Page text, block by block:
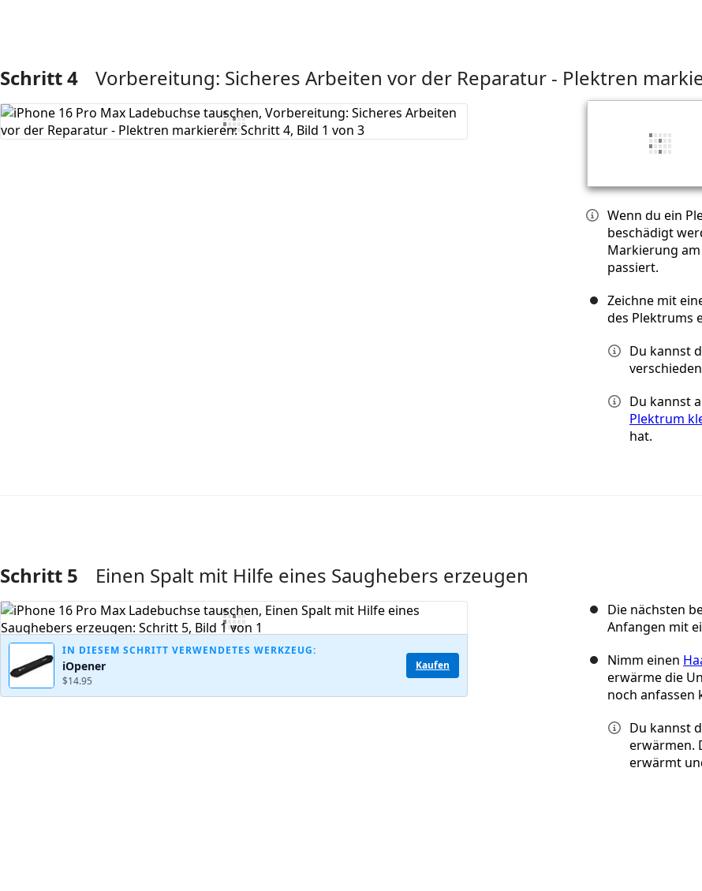
Kommentar hinzufügen
Schritt 4 Vorbereitung: Sicheres Arbeiten vor der Reparatur - Plektren
Wenn du ein
beschädigt
Markierung
passiert.
Zeichne mit
des Plektrums
Du kannst
Du kannst
Plektrum
hat.
Kommentar hinzufügen
Schritt 5 Einen Spalt mit Hilfe eines Saughebers erzeugen
IN DIESEM SCHRITT VERWENDETES WERKZEUG:
iOpener
$14.95
Kaufen
Die nächsten
Anfangen mit
Nimm einen
erwärme die
noch anfassen
Du kannst
erwärmen.
erwärmt